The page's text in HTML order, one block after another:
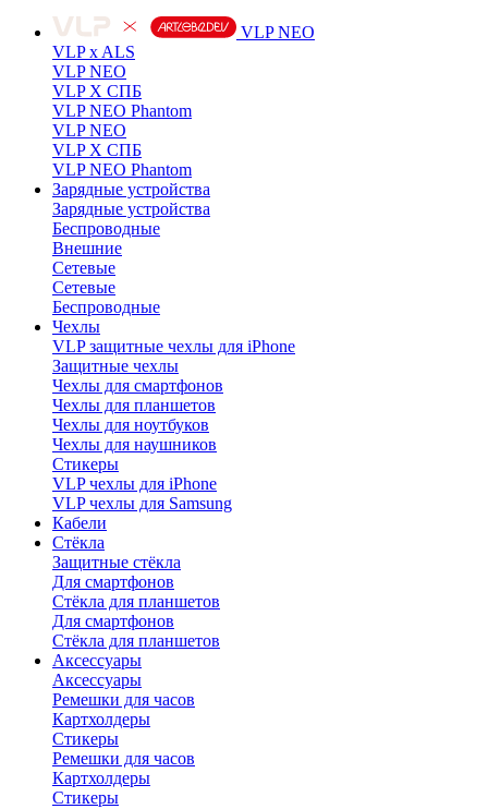
VLP NEO
VLP x ALS
VLP NEO
VLP X СПБ
VLP NEO Phantom
VLP NEO
VLP X СПБ
VLP NEO Phantom
Зарядные устройства
Зарядные устройства
Беспроводные
Внешние
Сетевые
Сетевые
Беспроводные
Чехлы
VLP защитные чехлы для iPhone
Защитные чехлы
Чехлы для смартфонов
Чехлы для планшетов
Чехлы для ноутбуков
Чехлы для наушников
Стикеры
VLP чехлы для iPhone
VLP чехлы для Samsung
Кабели
Стёкла
Защитные стёкла
Для смартфонов
Стёкла для планшетов
Для смартфонов
Стёкла для планшетов
Аксессуары
Аксессуары
Ремешки для часов
Картхолдеры
Стикеры
Ремешки для часов
Картхолдеры
Стикеры